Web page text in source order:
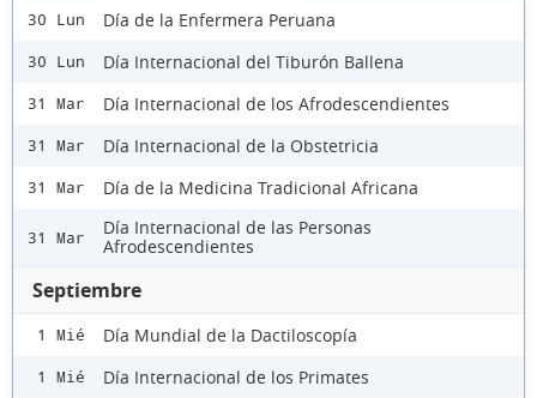
30 Lun Día de la Enfermera Peruana
30 Lun Día Internacional del Tiburón Ballena
31 Mar Día Internacional de los Afrodescendientes
31 Mar Día Internacional de la Obstetricia
31 Mar Día de la Medicina Tradicional Africana
31 Mar
Día Internacional de las Personas
Afrodescendientes
Septiembre
1 Mié Día Mundial de la Dactiloscopía
1 Mié Día Internacional de los Primates